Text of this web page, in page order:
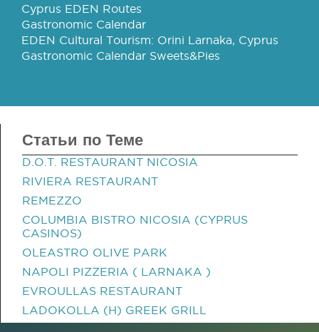
Cyprus EDEN Routes
Gastronomic Calendar
EDEN Cultural Tourism: Orini Larnaka, Cyprus
Gastronomic Calendar Sweets&Pies
Статьи по Теме
D.O.T. RESTAURANT NICOSIA
RIVIERA RESTAURANT
REMEZZO
COLUMBIA BISTRO NICOSIA (CYPRUS
CASINOS)
OLEASTRO OLIVE PARK
NAPOLI PIZZERIA ( LARNAKA )
EVROULLAS RESTAURANT
LADOKOLLA (H) GREEK GRILL